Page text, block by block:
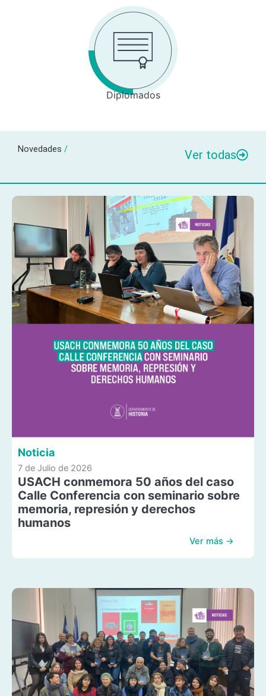
Diplomados
Novedades / Ver todas
Noticia
7 de Julio de 2026
USACH conmemora 50 años del caso
Calle Conferencia con seminario sobre
memoria, represión y derechos
humanos
Ver más →